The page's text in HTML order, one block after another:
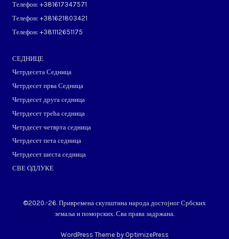
Телефон: ​+381617347571
Телефон: ​+381621803421
Телефон: ​+381112651175
СЕДНИЦЕ
Четрдесета Седница
Четрдесет прва Седница
Четрдесет друга седница
Четрдесет трећа седница
Четрдесет четврта седница
Четрдесет пета седница
Четрдесет шеста седница
СВЕ ОДЛУКЕ
©2020.-26. Привремена скупштина народа достојног Србских
земаља и поморских. Сва права задржана.
WordPress Theme by OptimizePress